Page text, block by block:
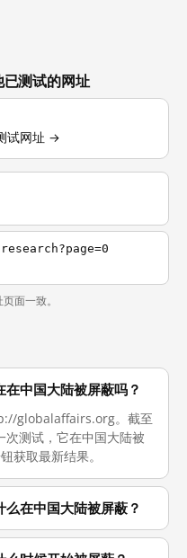
试的网址
试网址 →
面一致。
中国大陆被屏蔽吗？
globalaffairs.org。截至
测试，它在中国大陆被
获取最新结果。
在中国大陆被屏蔽？